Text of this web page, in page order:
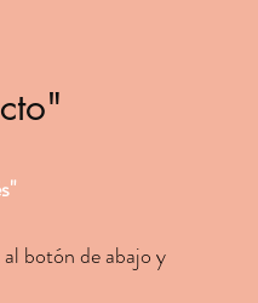
botón de abajo y